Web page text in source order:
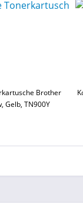
Brother
Gelb, TN900Y